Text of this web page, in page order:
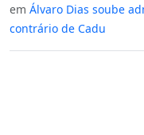
em Álvaro Dias soube
contrário de Cadu